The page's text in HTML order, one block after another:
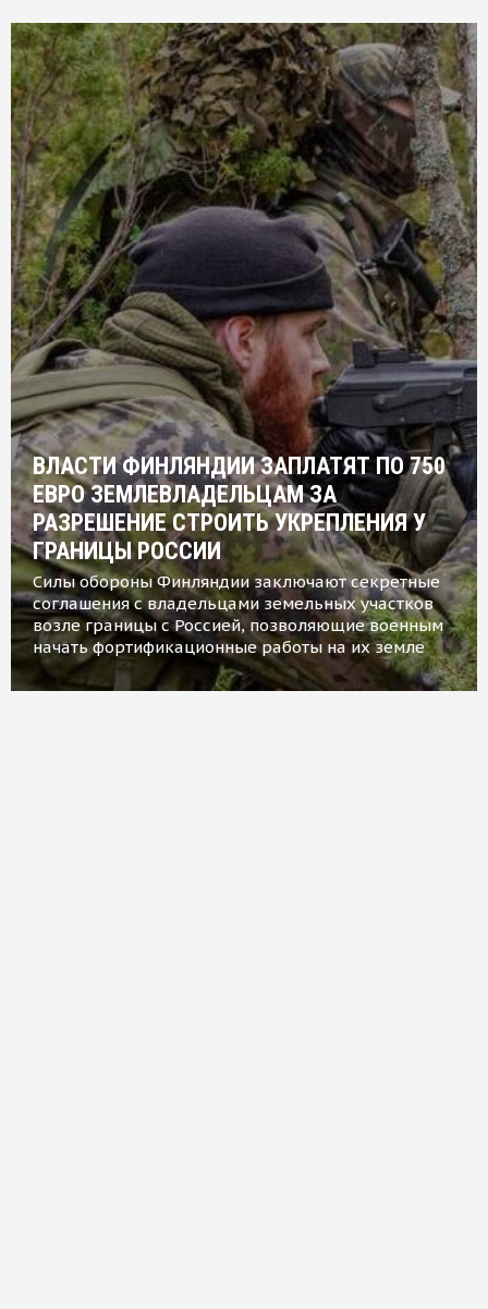
ВЛАСТИ ФИНЛЯНДИИ ЗАПЛАТЯТ ПО 750
ЕВРО ЗЕМЛЕВЛАДЕЛЬЦАМ ЗА
РАЗРЕШЕНИЕ СТРОИТЬ УКРЕПЛЕНИЯ У
ГРАНИЦЫ РОССИИ
Силы обороны Финляндии заключают секретные
соглашения с владельцами земельных участков
возле границы с Россией, позволяющие военным
начать фортификационные работы на их земле